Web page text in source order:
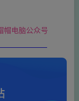
帽电脑公众号